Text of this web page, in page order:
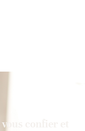
confier et